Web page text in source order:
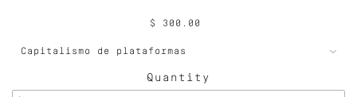
$ 300.00
Quantity